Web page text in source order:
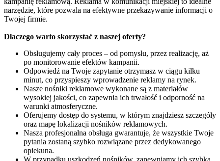
narzędzie, które pozwala na efektywne przekazywanie informacji o
Twojej firmie.
Dlaczego warto skorzystać z naszej oferty?
Obsługujemy cały proces – od pomysłu, przez realizację, aż
po monitorowanie efektów kampanii.
Odpowiedź na Twoje zapytanie otrzymasz w ciągu kilku
minut, co przyspieszy wprowadzenie reklamy na rynek.
Nasze nośniki reklamowe wykonane są z materiałów
wysokiej jakości, co zapewnia ich trwałość i odporność na
warunki atmosferyczne.
Oferujemy dostęp do systemu, w którym znajdziesz szczegóły
oraz mapę lokalizacji nośników reklamowych.
Nasza profesjonalna obsługa gwarantuje, że wszystkie Twoje
pytania zostaną szybko rozwiązane przez dedykowanego
opiekuna.
W przypadku uszkodzeń nośników, zapewniamy ich szybką